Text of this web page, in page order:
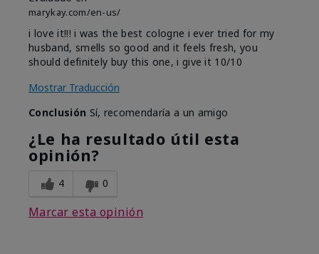
marykay.com/en-us/
i love it!!! i was the best cologne i ever tried for my
husband, smells so good and it feels fresh, you
should definitely buy this one, i give it 10/10
Mostrar Traducción
Conclusión Sí, recomendaría a un amigo
¿Le ha resultado útil esta
opinión?
4 0
Marcar esta opinión